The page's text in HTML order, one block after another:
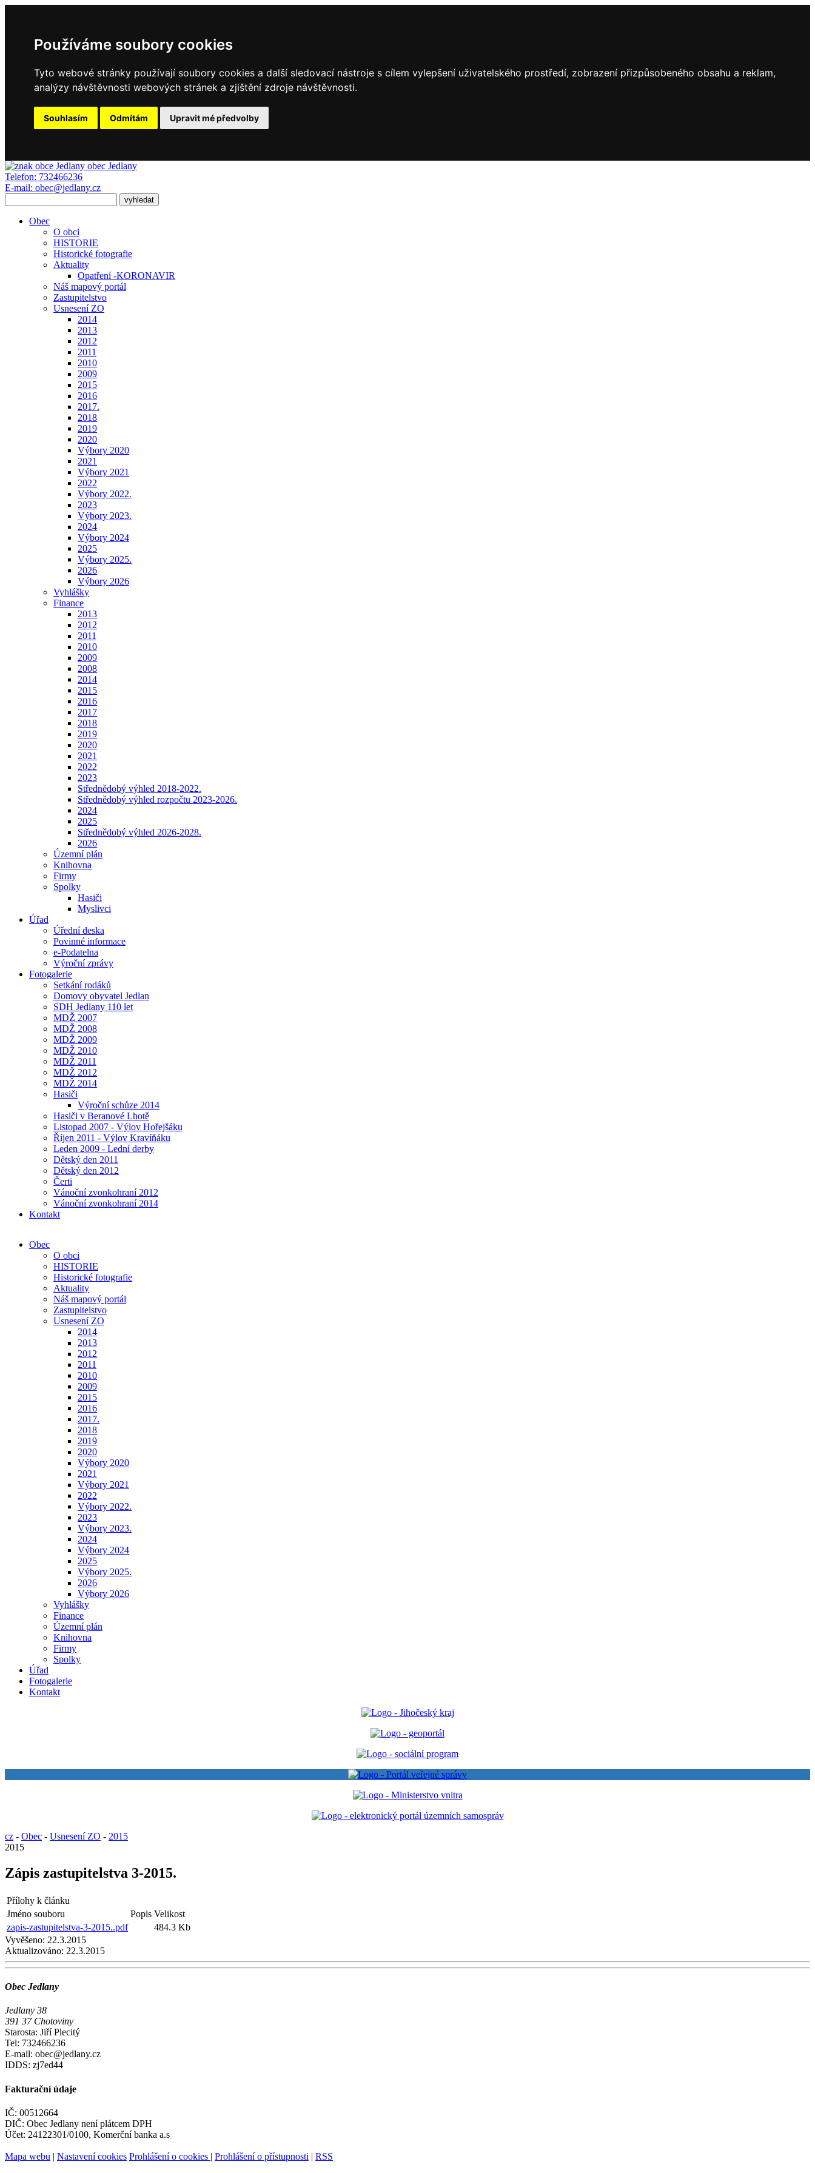
Používáme soubory cookies
Tyto webové stránky používají soubory cookies a další sledovací nástroje s cílem vylepšení uživatelského prostředí, zobrazení přizpůsobeného obsahu a reklam,
analýzy návštěvnosti webových stránek a zjištění zdroje návštěvnosti.
Souhlasím Odmítám Upravit mé předvolby
obec Jedlany
Telefon: 732466236
E-mail: obec@jedlany.cz
Obec
O obci
HISTORIE
Historické fotografie
Aktuality
Opatření -KORONAVIR
Náš mapový portál
Zastupitelstvo
Usnesení ZO
2014
2013
2012
2011
2010
2009
2015
2016
2017.
2018
2019
2020
Výbory 2020
2021
Výbory 2021
2022
Výbory 2022.
2023
Výbory 2023.
2024
Výbory 2024
2025
Výbory 2025.
2026
Výbory 2026
Vyhlášky
Finance
2013
2012
2011
2010
2009
2008
2014
2015
2016
2017
2018
2019
2020
2021
2022
2023
Střednědobý výhled 2018-2022.
Střednědobý výhled rozpočtu 2023-2026.
2024
2025
Střednědobý výhled 2026-2028.
2026
Územní plán
Knihovna
Firmy
Spolky
Hasiči
Myslivci
Úřad
Úřední deska
Povinné informace
e-Podatelna
Výroční zprávy
Fotogalerie
Setkání rodáků
Domovy obyvatel Jedlan
SDH Jedlany 110 let
MDŽ 2007
MDŽ 2008
MDŽ 2009
MDŽ 2010
MDŽ 2011
MDŽ 2012
MDŽ 2014
Hasiči
Výroční schůze 2014
Hasiči v Beranové Lhotě
Listopad 2007 - Výlov Hořejšáku
Říjen 2011 - Výlov Kravíňáku
Leden 2009 - Lední derby
Dětský den 2011
Dětský den 2012
Čerti
Vánoční zvonkohraní 2012
Vánoční zvonkohraní 2014
Kontakt
Obec
O obci
HISTORIE
Historické fotografie
Aktuality
Náš mapový portál
Zastupitelstvo
Usnesení ZO
2014
2013
2012
2011
2010
2009
2015
2016
2017.
2018
2019
2020
Výbory 2020
2021
Výbory 2021
2022
Výbory 2022.
2023
Výbory 2023.
2024
Výbory 2024
2025
Výbory 2025.
2026
Výbory 2026
Vyhlášky
Finance
Územní plán
Knihovna
Firmy
Spolky
Úřad
Fotogalerie
Kontakt
cz - Obec - Usnesení ZO - 2015
2015
Zápis zastupitelstva 3-2015.
Přílohy k článku
Jméno souboru
Popis Velikost
zapis-zastupitelstva-3-2015..pdf
484.3 Kb
Vyvěšeno: 22.3.2015
Aktualizováno: 22.3.2015
Obec Jedlany
Jedlany 38
391 37 Chotoviny
Starosta: Jiří Plecitý
Tel: 732466236
E-mail: obec@jedlany.cz
IDDS: zj7ed44
Fakturační údaje
IČ: 00512664
DIČ: Obec Jedlany není plátcem DPH
Účet: 24122301/0100, Komerční banka a.s
Mapa webu | Nastavení cookies Prohlášení o cookies | Prohlášení o přístupnosti | RSS